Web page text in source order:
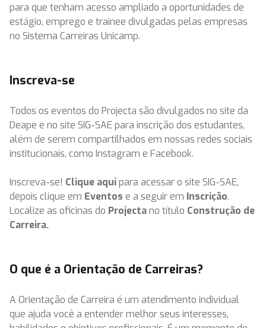
para que tenham acesso ampliado a oportunidades de
estágio, emprego e trainee divulgadas pelas empresas
no Sistema Carreiras Unicamp.
Inscreva-se
Todos os eventos do Projecta são divulgados no site da
Deape e no site SIG-SAE para inscrição dos estudantes,
além de serem compartilhados em nossas redes sociais
institucionais, como Instagram e Facebook.
Inscreva-se! Clique aquipara acessar o site SIG-SAE,
depois clique em Eventos e a seguir em Inscrição.
Localize as oficinas do Projectano título Construção de
Carreira.
O que é a Orientação de Carreiras?
A Orientação de Carreira é um atendimento individual
que ajuda você a entender melhor seus interesses,